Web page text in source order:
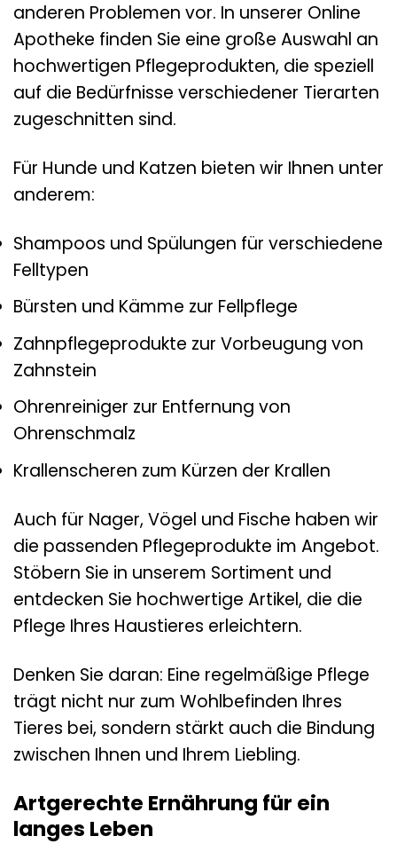
anderen Problemen vor. In unserer Online
Apotheke finden Sie eine große Auswahl an
hochwertigen Pflegeprodukten, die speziell
auf die Bedürfnisse verschiedener Tierarten
zugeschnitten sind.
Für Hunde und Katzen bieten wir Ihnen unter
anderem:
Shampoos und Spülungen für verschiedene
Felltypen
Bürsten und Kämme zur Fellpflege
Zahnpflegeprodukte zur Vorbeugung von
Zahnstein
Ohrenreiniger zur Entfernung von
Ohrenschmalz
Krallenscheren zum Kürzen der Krallen
Auch für Nager, Vögel und Fische haben wir
die passenden Pflegeprodukte im Angebot.
Stöbern Sie in unserem Sortiment und
entdecken Sie hochwertige Artikel, die die
Pflege Ihres Haustieres erleichtern.
Denken Sie daran: Eine regelmäßige Pflege
trägt nicht nur zum Wohlbefinden Ihres
Tieres bei, sondern stärkt auch die Bindung
zwischen Ihnen und Ihrem Liebling.
Artgerechte Ernährung für ein
langes Leben